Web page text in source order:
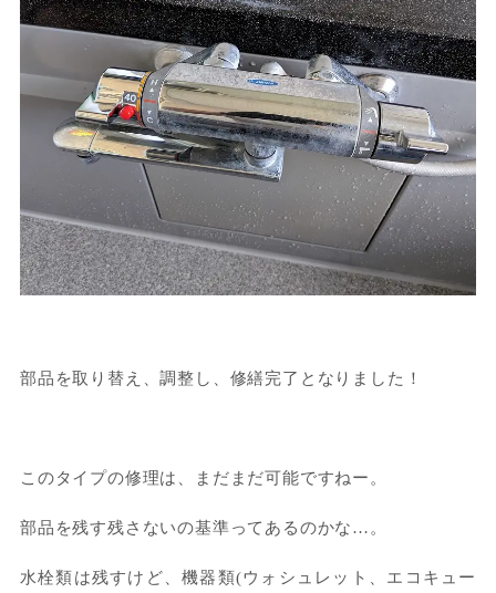
部品を取り替え、調整し、修繕完了となりました！
このタイプの修理は、まだまだ可能ですねー。
部品を残す残さないの基準ってあるのかな…。
水栓類は残すけど、機器類(ウォシュレット、エコキュー